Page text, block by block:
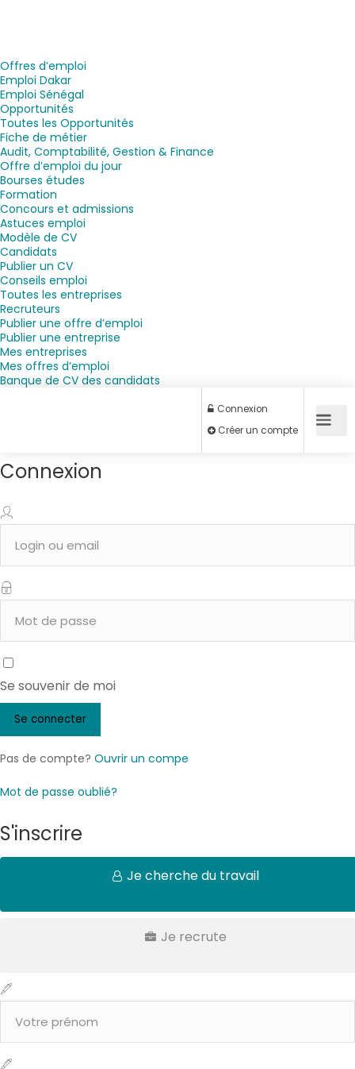
Offres d’emploi
Emploi Dakar
Emploi Sénégal
Opportunités
Toutes les Opportunités
Fiche de métier
Audit, Comptabilité, Gestion & Finance
Offre d’emploi du jour
Bourses études
Formation
Concours et admissions
Astuces emploi
Modèle de CV
Candidats
Publier un CV
Conseils emploi
Toutes les entreprises
Recruteurs
Publier une offre d’emploi
Publier une entreprise
Mes entreprises
Mes offres d’emploi
Banque de CV des candidats
Connexion
Se souvenir de moi
Pas de compte? Ouvrir un compe
Mot de passe oublié?
S'inscrire
Je cherche du travail
Je recrute